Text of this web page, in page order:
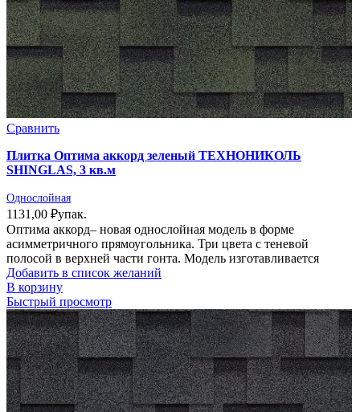
Сравнить
Плитка Оптима аккорд зеленый ТЕХНОНИКОЛЬ
SHINGLAS, 3 кв.м
Однослойная
1131,00 ₽упак.
Оптима аккорд– новая однослойная модель в форме
асимметричного прямоугольника. Три цвета с теневой
полосой в верхней части гонта. Модель изготавливается
Добавить в список желаний
В корзину
Быстрый просмотр